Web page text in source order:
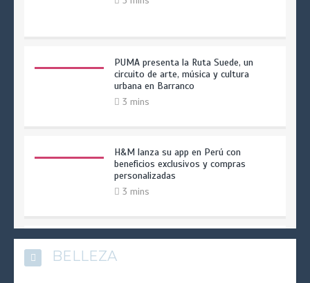
PUMA presenta la Ruta Suede, un
circuito de arte, música y cultura
urbana en Barranco
3 mins
H&M lanza su app en Perú con
beneficios exclusivos y compras
personalizadas
3 mins
Spider-Man y Pandora unen fuerzas en
una colección que celebra el legado del
BELLEZA